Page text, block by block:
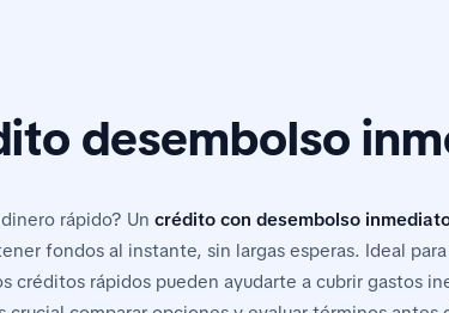
desembolso
rápido? Un crédito con desembolso
fondos al instante, sin largas esperas. Ideal
créditos rápidos pueden ayudarte a cubrir gastos